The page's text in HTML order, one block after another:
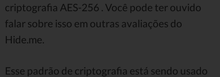
criptografia AES-256 . Você pode ter ouvido
falar sobre isso em outras avaliações do
Hide.me.
Esse padrão de criptografia está sendo usado